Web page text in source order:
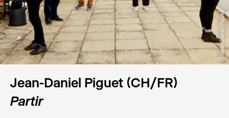
©Jean Daniel Piguet
Jean-Daniel Piguet (CH/FR)
Partir